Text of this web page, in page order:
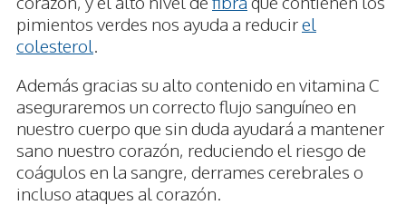
pimientos verdes nos ayuda a reducirel
colesterol
Además gracias su alto contenido en vitamina C
aseguraremos un correcto flujo sanguíneo en
nuestro cuerpo que sin duda ayudará a mantener
sano nuestro corazón, reduciendo el riesgo de
coágulos en la sangre, derrames cerebrales o
incluso ataques al corazón.